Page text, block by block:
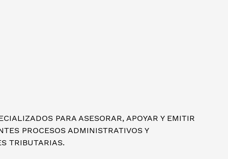
PARA ASESORAR, APOYAR Y EMITIR
PROCESOS ADMINISTRATIVOS Y
TRIBUTARIAS.